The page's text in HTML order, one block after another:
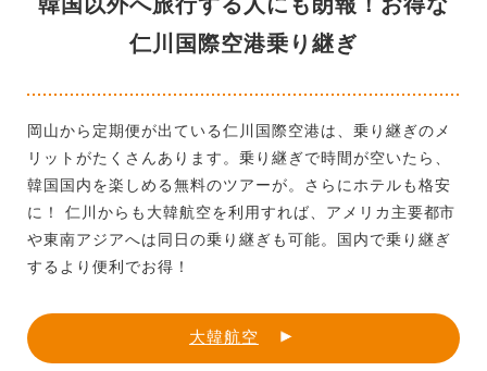
韓国以外へ旅行する人にも朗報！お得な
仁川国際空港乗り継ぎ
岡山から定期便が出ている仁川国際空港は、乗り継ぎのメ
リットがたくさんあります。乗り継ぎで時間が空いたら、
韓国国内を楽しめる無料のツアーが。さらにホテルも格安
に！ 仁川からも大韓航空を利用すれば、アメリカ主要都市
や東南アジアへは同日の乗り継ぎも可能。国内で乗り継ぎ
するより便利でお得！
大韓航空